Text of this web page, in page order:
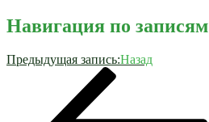
Навигация по записям
Предыдущая запись:Назад